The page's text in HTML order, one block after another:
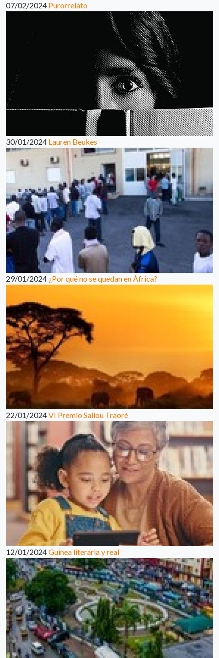
07/02/2024 Purorrelato
30/01/2024 Lauren Beukes
29/01/2024 ¿Por qué no se quedan en África?
22/01/2024VI Premio Saliou Traoré
12/01/2024Guinea literaria y real